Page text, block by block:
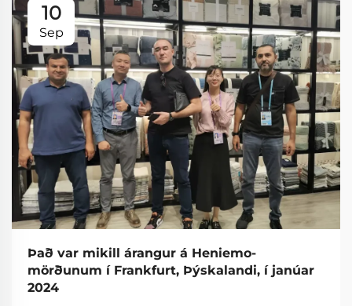
10
Sep
Það var mikill árangur á Heniemo-
mörðunum í Frankfurt, Þýskalandi, í janúar
2024